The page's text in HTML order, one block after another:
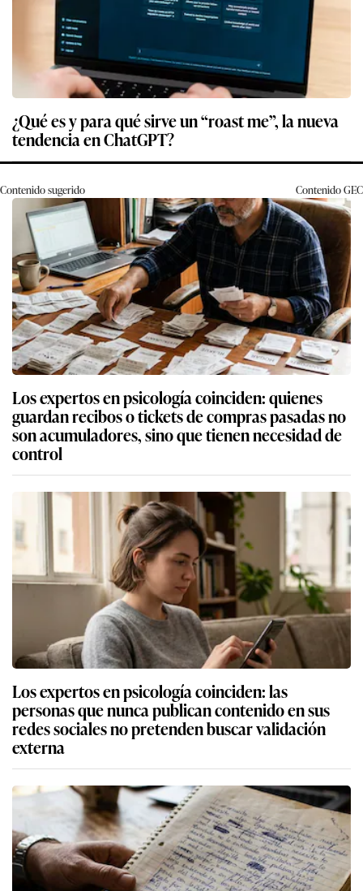
¿Qué es y para qué sirve un “roast me”, la nueva
tendencia en ChatGPT?
Contenido sugerido ContenidoGEC
Los expertos en psicología coinciden: quienes
guardan recibos o tickets de compras pasadas no
son acumuladores, sino que tienen necesidad de
control
Los expertos en psicología coinciden: las
personas que nunca publican contenido en sus
redes sociales no pretenden buscar validación
externa